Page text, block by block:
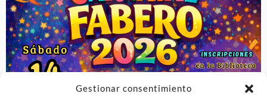
Gestionar consentimiento